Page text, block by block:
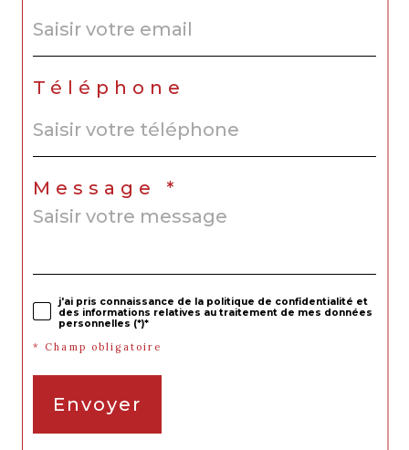
Téléphone
Message *
j'ai pris connaissance de la politique de confidentialité et
des informations relatives au traitement de mes données
personnelles (*)*
* Champ obligatoire
Envoyer